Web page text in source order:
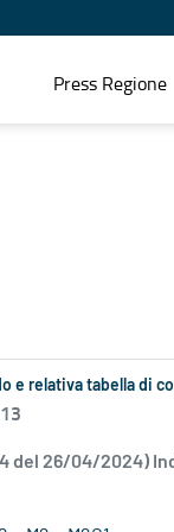
Press Regione
e relativa tabella di
del 26/04/2024)